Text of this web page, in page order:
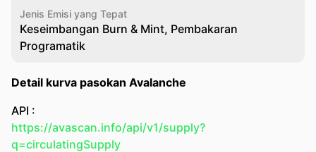
Jenis Emisi yang Tepat
Keseimbangan Burn & Mint, Pembakaran
Programatik
Detail kurva pasokan Avalanche
API :
https://avascan.info/api/v1/supply?
q=circulatingSupply